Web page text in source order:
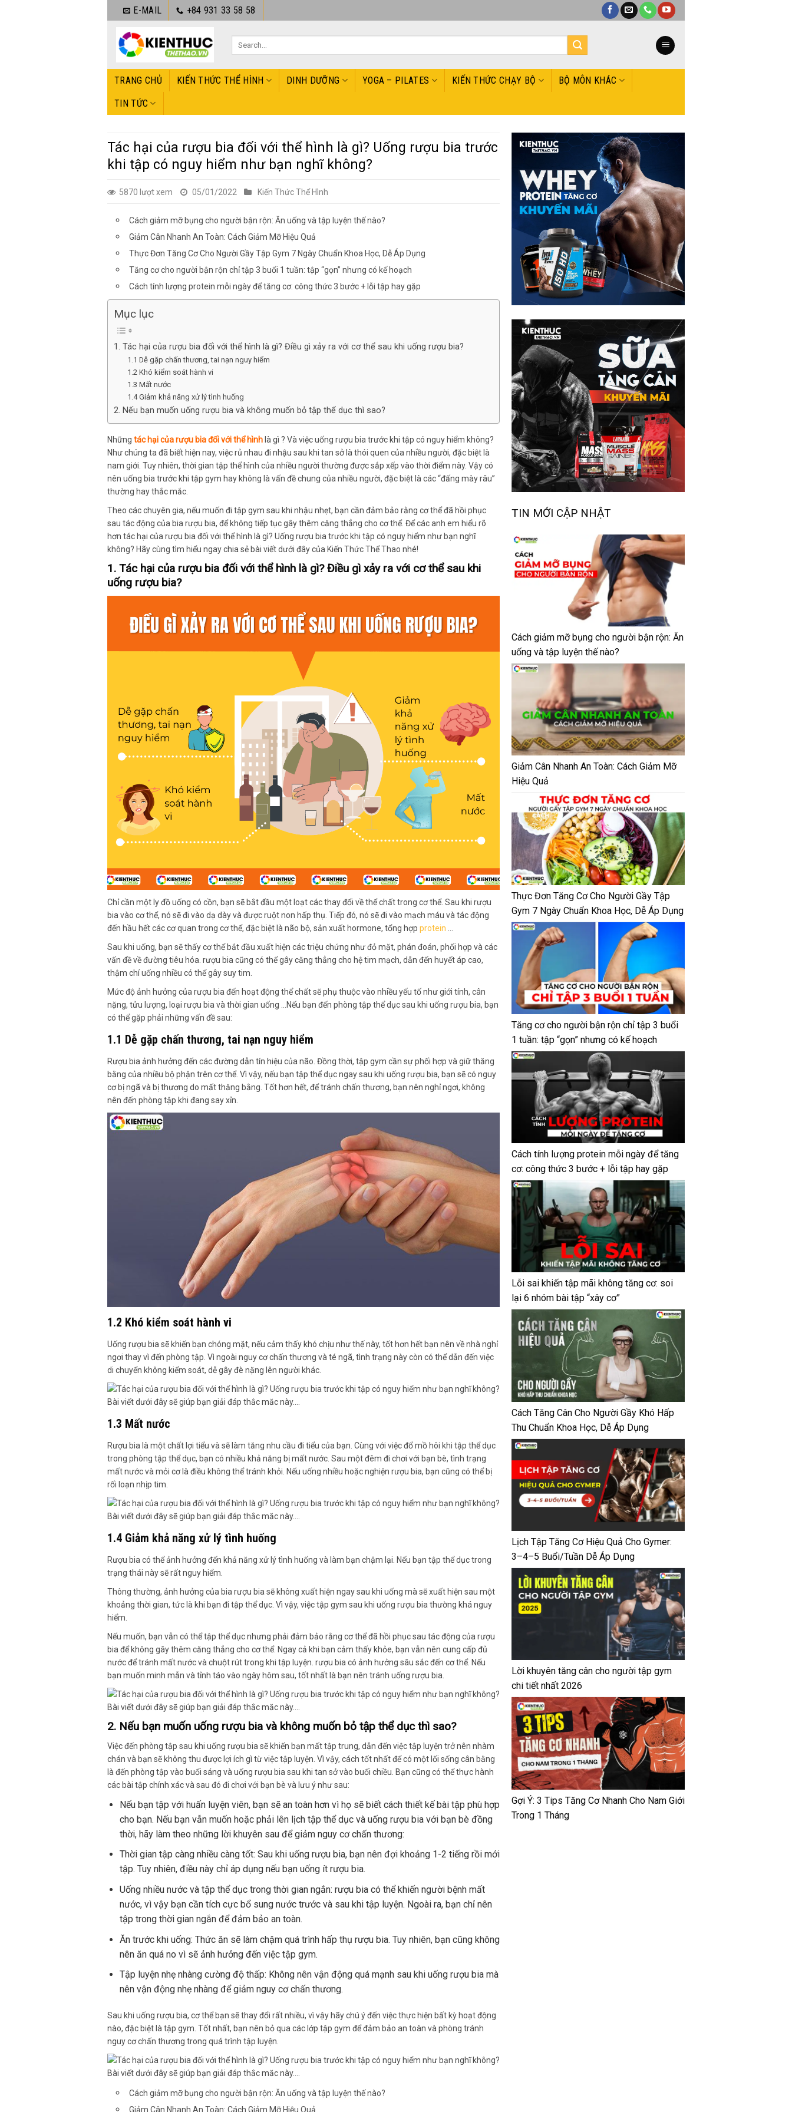
qua
dung
E-MAIL +84 931 33 58 58
TRANG CHỦ KIẾN THỨC THỂ HÌNH DINH DƯỠNG YOGA – PILATES KIẾN THỨC CHẠY BỘ BỘ MÔN KHÁC
TIN TỨC
Tác hại của rượu bia đối với thể hình là gì? Uống rượu bia trước
khi tập có nguy hiểm như bạn nghĩ không?
5870 lượt xem 05/01/2022 Kiến Thức Thể Hình
Cách giảm mỡ bụng cho người bận rộn: Ăn uống và tập luyện thế nào?
Giảm Cân Nhanh An Toàn: Cách Giảm Mỡ Hiệu Quả
Thực Đơn Tăng Cơ Cho Người Gầy Tập Gym 7 Ngày Chuẩn Khoa Học, Dễ Áp Dụng
Tăng cơ cho người bận rộn chỉ tập 3 buổi 1 tuần: tập “gọn” nhưng có kế hoạch
Cách tính lượng protein mỗi ngày để tăng cơ: công thức 3 bước + lỗi tập hay gặp
Mục lục
1. Tác hại của rượu bia đối với thể hình là gì? Điều gì xảy ra với cơ thể sau khi uống rượu bia?
1.1 Dễ gặp chấn thương, tai nạn nguy hiểm
1.2 Khó kiểm soát hành vi
1.3 Mất nước
1.4 Giảm khả năng xử lý tình huống
2. Nếu bạn muốn uống rượu bia và không muốn bỏ tập thể dục thì sao?
Những tác hại của rượu bia đối với thể hình là gì ? Và việc uống rượu bia trước khi tập có nguy hiểm không?
Như chúng ta đã biết hiện nay, việc rủ nhau đi nhậu sau khi tan sở là thói quen của nhiều người, đặc biệt là
nam giới. Tuy nhiên, thời gian tập thể hình của nhiều người thường được sắp xếp vào thời điểm này. Vậy có
nên uống bia trước khi tập gym hay không là vấn đề chung của nhiều người, đặc biệt là các “đấng mày râu”
thường hay thắc mắc.
Theo các chuyên gia, nếu muốn đi tập gym sau khi nhậu nhẹt, bạn cần đảm bảo rằng cơ thể đã hồi phục
sau tác động của bia rượu bia, để không tiếp tục gây thêm căng thẳng cho cơ thể. Để các anh em hiểu rõ
hơn tác hại của rượu bia đối với thể hình là gì? Uống rượu bia trước khi tập có nguy hiểm như bạn nghĩ
không? Hãy cùng tìm hiểu ngay chia sẻ bài viết dưới đây của Kiến Thức Thể Thao nhé!
1. Tác hại của rượu bia đối với thể hình là gì? Điều gì xảy ra với cơ thể sau khi
uống rượu bia?
Chỉ cần một ly đồ uống có cồn, bạn sẽ bắt đầu một loạt các thay đổi về thể chất trong cơ thể. Sau khi rượu
bia vào cơ thể, nó sẽ đi vào dạ dày và được ruột non hấp thụ. Tiếp đó, nó sẽ đi vào mạch máu và tác động
đến hầu hết các cơ quan trong cơ thể, đặc biệt là não bộ, sản xuất hormone, tổng hợp protein
Sau khi uống, bạn sẽ thấy cơ thể bắt đầu xuất hiện các triệu chứng như đỏ mặt, phán đoán, phối hợp và các
vấn đề về đường tiêu hóa. rượu bia cũng có thể gây căng thẳng cho hệ tim mạch, dẫn đến huyết áp cao,
thậm chí uống nhiều có thể gây suy tim.
Mức độ ảnh hưởng của rượu bia đến hoạt động thể chất sẽ phụ thuộc vào nhiều yếu tố như giới tính, cân
nặng, tửu lượng, loại rượu bia và thời gian uống …Nếu bạn đến phòng tập thể dục sau khi uống rượu bia, bạn
có thể gặp phải những vấn đề sau:
1.1 Dễ gặp chấn thương, tai nạn nguy hiểm
Rượu bia ảnh hưởng đến các đường dẫn tín hiệu của não. Đồng thời, tập gym cần sự phối hợp và giữ thăng
bằng của nhiều bộ phận trên cơ thể. Vì vậy, nếu bạn tập thể dục ngay sau khi uống rượu bia, bạn sẽ có nguy
cơ bị ngã và bị thương do mất thăng bằng. Tốt hơn hết, để tránh chấn thương, bạn nên nghỉ ngơi, không
nên đến phòng tập khi đang say xỉn.
1.2 Khó kiểm soát hành vi
Uống rượu bia sẽ khiến bạn chóng mặt, nếu cảm thấy khó chịu như thế này, tốt hơn hết bạn nên về nhà nghỉ
ngơi thay vì đến phòng tập. Vì ngoài nguy cơ chấn thương và té ngã, tình trạng này còn có thể dẫn đến việc
di chuyển không kiểm soát, dễ gây đè nặng lên người khác.
1.3 Mất nước
Rượu bia là một chất lợi tiểu và sẽ làm tăng nhu cầu đi tiểu của bạn. Cùng với việc đổ mồ hôi khi tập thể dục
trong phòng tập thể dục, bạn có nhiều khả năng bị mất nước. Sau một đêm đi chơi với bạn bè, tình trạng
mất nước và mỏi cơ là điều không thể tránh khỏi. Nếu uống nhiều hoặc nghiện rượu bia, bạn cũng có thể bị
rối loạn nhịp tim.
1.4 Giảm khả năng xử lý tình huống
Rượu bia có thể ảnh hưởng đến khả năng xử lý tình huống và làm bạn chậm lại. Nếu bạn tập thể dục trong
trạng thái này sẽ rất nguy hiểm.
Thông thường, ảnh hưởng của bia rượu bia sẽ không xuất hiện ngay sau khi uống mà sẽ xuất hiện sau một
khoảng thời gian, tức là khi bạn đi tập thể dục. Vì vậy, việc tập gym sau khi uống rượu bia thường khá nguy
hiểm.
Nếu muốn, bạn vẫn có thể tập thể dục nhưng phải đảm bảo rằng cơ thể đã hồi phục sau tác động của rượu
bia để không gây thêm căng thẳng cho cơ thể. Ngay cả khi bạn cảm thấy khỏe, bạn vẫn nên cung cấp đủ
nước để tránh mất nước và chuột rút trong khi tập luyện. rượu bia có ảnh hưởng sâu sắc đến cơ thể. Nếu
bạn muốn minh mẫn và tỉnh táo vào ngày hôm sau, tốt nhất là bạn nên tránh uống rượu bia.
2. Nếu bạn muốn uống rượu bia và không muốn bỏ tập thể dục thì sao?
Việc đến phòng tập sau khi uống rượu bia sẽ khiến bạn mất tập trung, dẫn đến việc tập luyện trở nên nhàm
chán và bạn sẽ không thu được lợi ích gì từ việc tập luyện. Vì vậy, cách tốt nhất để có một lối sống cân bằng
là đến phòng tập vào buổi sáng và uống rượu bia sau khi tan sở vào buổi chiều. Bạn cũng có thể thực hành
các bài tập chính xác và sau đó đi chơi với bạn bè và lưu ý như sau:
Nếu bạn tập với huấn luyện viên, bạn sẽ an toàn hơn vì họ sẽ biết cách thiết kế bài tập phù hợp
cho bạn. Nếu bạn vẫn muốn hoặc phải lên lịch tập thể dục và uống rượu bia với bạn bè đồng
thời, hãy làm theo những lời khuyên sau để giảm nguy cơ chấn thương:
Thời gian tập càng nhiều càng tốt: Sau khi uống rượu bia, bạn nên đợi khoảng 1-2 tiếng rồi mới
tập. Tuy nhiên, điều này chỉ áp dụng nếu bạn uống ít rượu bia.
Uống nhiều nước và tập thể dục trong thời gian ngắn: rượu bia có thể khiến người bệnh mất
nước, vì vậy bạn cần tích cực bổ sung nước trước và sau khi tập luyện. Ngoài ra, bạn chỉ nên
tập trong thời gian ngắn để đảm bảo an toàn.
Ăn trước khi uống: Thức ăn sẽ làm chậm quá trình hấp thụ rượu bia. Tuy nhiên, bạn cũng không
nên ăn quá no vì sẽ ảnh hưởng đến việc tập gym.
Tập luyện nhẹ nhàng cường độ thấp: Không nên vận động quá mạnh sau khi uống rượu bia mà
nên vận động nhẹ nhàng để giảm nguy cơ chấn thương.
Sau khi uống rượu bia, cơ thể bạn sẽ thay đổi rất nhiều, vì vậy hãy chú ý đến việc thực hiện bất kỳ hoạt động
nào, đặc biệt là tập gym. Tốt nhất, bạn nên bỏ qua các lớp tập gym để đảm bảo an toàn và phòng tránh
nguy cơ chấn thương trong quá trình tập luyện.
Cách giảm mỡ bụng cho người bận rộn: Ăn uống và tập luyện thế nào?
Giảm Cân Nhanh An Toàn: Cách Giảm Mỡ Hiệu Quả
TIN MỚI CẬP NHẬT
Cách giảm mỡ bụng cho người bận rộn: Ăn
uống và tập luyện thế nào?
Giảm Cân Nhanh An Toàn: Cách Giảm Mỡ
Hiệu Quả
Thực Đơn Tăng Cơ Cho Người Gầy Tập
Gym 7 Ngày Chuẩn Khoa Học, Dễ Áp Dụng
Tăng cơ cho người bận rộn chỉ tập 3 buổi
1 tuần: tập “gọn” nhưng có kế hoạch
Cách tính lượng protein mỗi ngày để tăng
cơ: công thức 3 bước + lỗi tập hay gặp
Lỗi sai khiến tập mãi không tăng cơ: soi
lại 6 nhóm bài tập “xây cơ”
Cách Tăng Cân Cho Người Gầy Khó Hấp
Thu Chuẩn Khoa Học, Dễ Áp Dụng
Lịch Tập Tăng Cơ Hiệu Quả Cho Gymer:
3–4–5 Buổi/Tuần Dễ Áp Dụng
Lời khuyên tăng cân cho người tập gym
chi tiết nhất 2026
Gợi Ý: 3 Tips Tăng Cơ Nhanh Cho Nam Giới
Trong 1 Tháng